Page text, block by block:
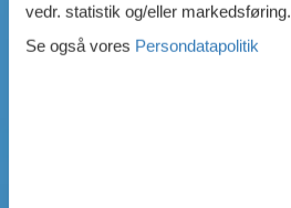
vedr. statistik og/eller markedsføring.
Se også vores Persondatapolitik